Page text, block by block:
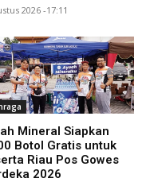
2026 -17:11
Mineral Siapkan
Botol Gratis untuk
Riau Pos Gowes
2026